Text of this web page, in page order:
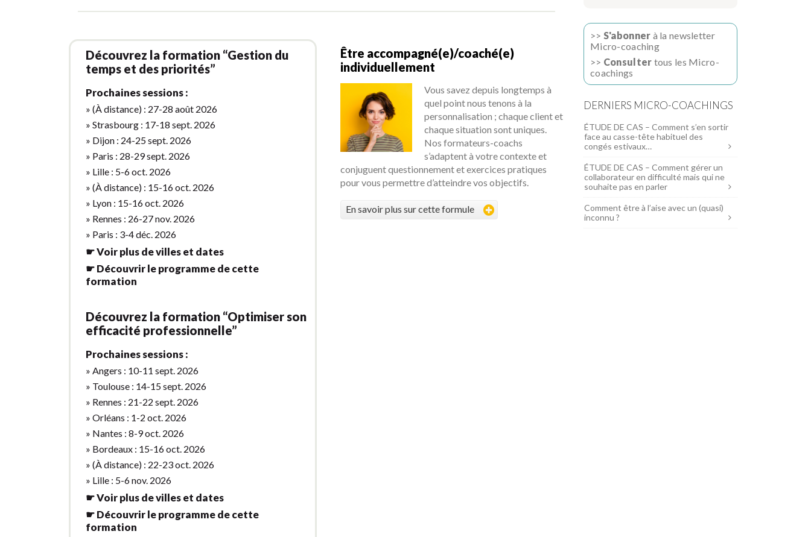
Découvrez la formation “Gestion du
temps et des priorités”
Prochaines sessions :
» (À distance) : 27-28 août 2026
» Strasbourg : 17-18 sept. 2026
» Dijon : 24-25 sept. 2026
» Paris : 28-29 sept. 2026
» Lille : 5-6 oct. 2026
» (À distance) : 15-16 oct. 2026
» Lyon : 15-16 oct. 2026
» Rennes : 26-27 nov. 2026
» Paris : 3-4 déc. 2026
☛ Voir plus de villes et dates
☛ Découvrir le programme de cette
formation
Découvrez la formation “Optimiser son
efficacité professionnelle”
Prochaines sessions :
» Angers : 10-11 sept. 2026
» Toulouse : 14-15 sept. 2026
» Rennes : 21-22 sept. 2026
» Orléans : 1-2 oct. 2026
» Nantes : 8-9 oct. 2026
» Bordeaux : 15-16 oct. 2026
» (À distance) : 22-23 oct. 2026
» Lille : 5-6 nov. 2026
☛ Voir plus de villes et dates
☛ Découvrir le programme de cette
formation
Être accompagné(e)/coaché(e)
individuellement
Vous savez depuis longtemps à
quel point nous tenons à la
personnalisation ; chaque client et
chaque situation sont uniques.
Nos formateurs-coachs
s’adaptent à votre contexte et
conjuguent questionnement et exercices pratiques
pour vous permettre d’atteindre vos objectifs.
En savoir plus sur cette formule
>> S'abonner à la newsletter
Micro-coaching
>> Consulter tous les Micro-
coachings
DERNIERS MICRO-COACHINGS
ÉTUDE DE CAS – Comment s’en sortir
face au casse-tête habituel des
congés estivaux…
ÉTUDE DE CAS – Comment gérer un
collaborateur en difficulté mais qui ne
souhaite pas en parler
Comment être à l’aise avec un (quasi)
inconnu ?